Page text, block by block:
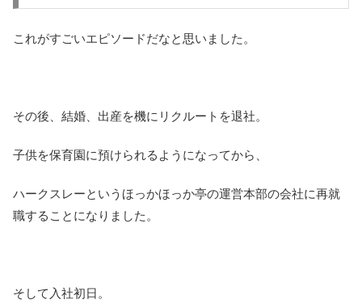
これがすごいエピソードだなと思いました。
その後、結婚、出産を機にリクルートを退社。
子供を保育園に預けられるようになってから、
ハークスレーというほっかほっか亭の運営本部の会社に再就
職することになりました。
そして入社初日。